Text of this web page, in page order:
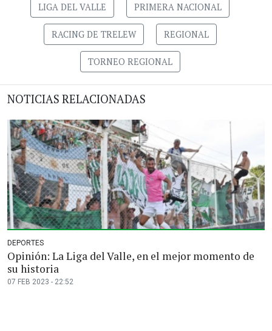
LIGA DEL VALLE PRIMERA NACIONAL
RACING DE TRELEW REGIONAL
TORNEO REGIONAL
NOTICIAS RELACIONADAS
DEPORTES
Opinión: La Liga del Valle, en el mejor momento de
su historia
07 FEB 2023 - 22:52